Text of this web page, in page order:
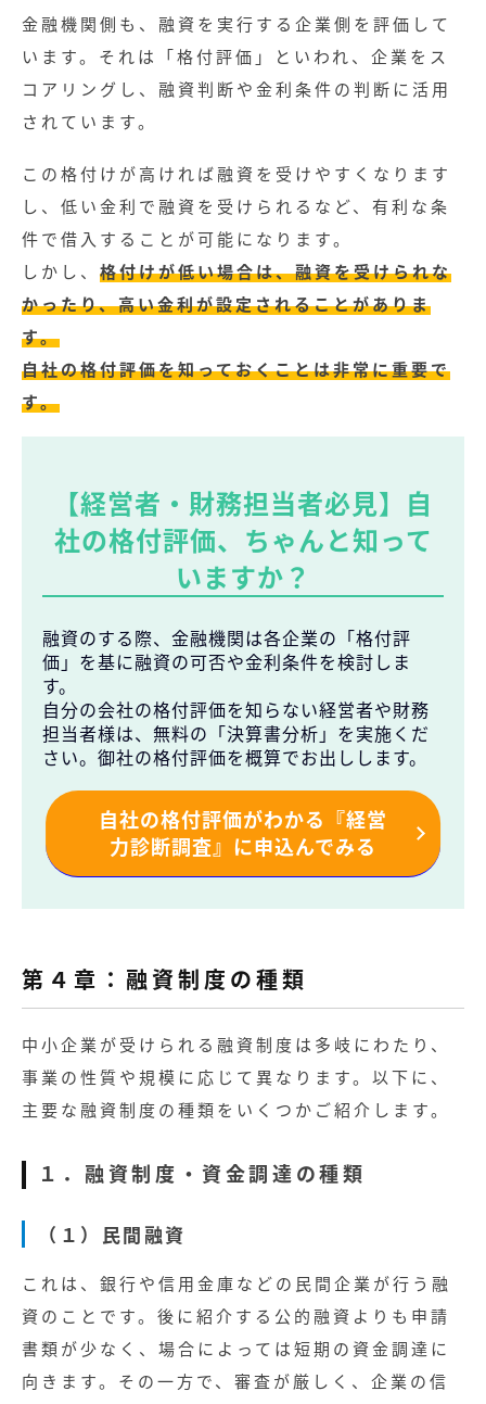
金融機関側も、融資を実行する企業側を評価して
います。それは「格付評価」といわれ、企業をス
コアリングし、融資判断や金利条件の判断に活用
されています。
この格付けが高ければ融資を受けやすくなります
し、低い金利で融資を受けられるなど、有利な条
件で借入することが可能になります。
しかし、 格付けが低い場合は、融資を受けられな
かったり、高い金利が設定されることがありま
す。
自社の格付評価を知っておくことは非常に重要で
す。
【経営者・財務担当者必見】自
社の格付評価、ちゃんと知って
いますか？
融資のする際、金融機関は各企業の「格付評
価」を基に融資の可否や金利条件を検討しま
す。
自分の会社の格付評価を知らない経営者や財務
担当者様は、無料の「決算書分析」を実施くだ
さい。御社の格付評価を概算でお出しします。
自社の格付評価がわかる『経営
力診断調査』に申込んでみる
第４章：融資制度の種類
中小企業が受けられる融資制度は多岐にわたり、
事業の性質や規模に応じて異なります。以下に、
主要な融資制度の種類をいくつかご紹介します。
１．融資制度・資金調達の種類
（１）民間融資
これは、銀行や信用金庫などの民間企業が行う融
資のことです。後に紹介する公的融資よりも申請
書類が少なく、場合によっては短期の資金調達に
向きます。その一方で、審査が厳しく、企業の信